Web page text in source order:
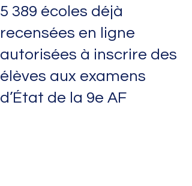
5 389 écoles déjà
recensées en ligne
autorisées à inscrire des
élèves aux examens
d’État de la 9e AF